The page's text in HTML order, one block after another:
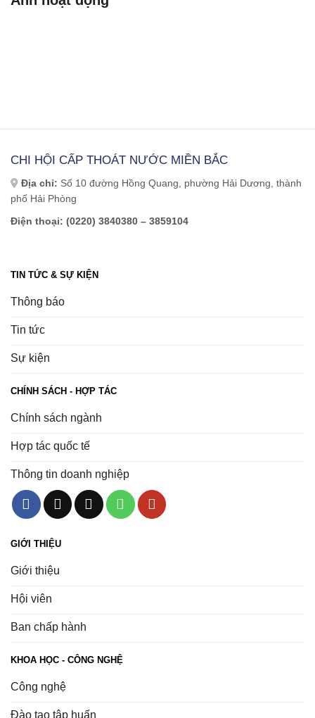
CHI HỘI CẤP THOÁT NƯỚC MIỀN BẮC
Địa chỉ: Số 10 đường Hồng Quang, phường Hải Dương, thành
phố Hải Phòng
Điện thoại: (0220) 3840380 – 3859104
TIN TỨC & SỰ KIỆN
Thông báo
Tin tức
Sự kiện
CHÍNH SÁCH - HỢP TÁC
Chính sách ngành
Hợp tác quốc tế
Thông tin doanh nghiệp
GIỚI THIỆU
Giới thiệu
Hội viên
Ban chấp hành
KHOA HỌC - CÔNG NGHỆ
Công nghệ
Đào tạo tập huấn